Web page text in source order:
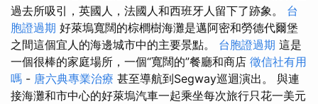
過去所吸引，英國人，法國人和西班牙人留下了跡象。 台
胞證過期 好萊塢寬闊的棕櫚樹海灘是邁阿密和勞德代爾堡
之間這個宜人的海邊城市中的主要景點。 台胞證過期 這是
一個很棒的家庭場所，一個“寬闊的”餐廳和商店 徵信社有用
嗎 - 唐六典專業治療 甚至導航到Segway巡迴演出。 與連
接海灘和市中心的好萊塢汽車一起乘坐每次旅行只花一美元